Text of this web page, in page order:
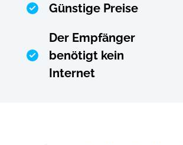
Günstige Preise
Der Empfänger
benötigt kein
Internet